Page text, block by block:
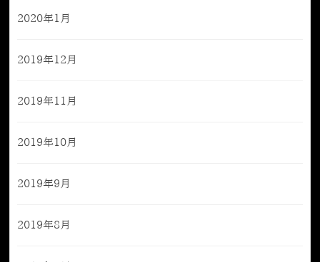
2020年1月
2019年12月
2019年11月
2019年10月
2019年9月
2019年8月